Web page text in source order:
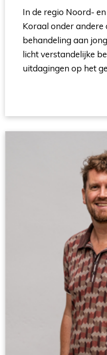
In de regio Noord-
Koraal onder andere
behandeling aan
licht verstandelijke
uitdagingen op het